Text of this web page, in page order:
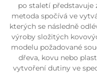
po staletí představuje
metoda spočívá ve
kterých se následně
výroby složitých
modelu požadované
dřeva, kovu nebo
vytvoření dutiny ve